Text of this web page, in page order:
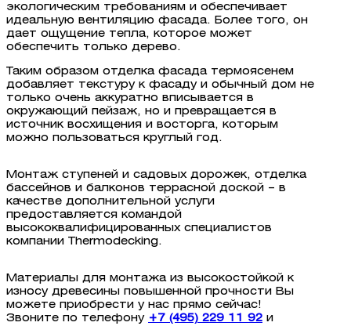
экологическим требованиям и обеспечивает
идеальную вентиляцию фасада. Более того, он
дает ощущение тепла, которое может
обеспечить только дерево.
Таким образом отделка фасада термоясенем
добавляет текстуру к фасаду и обычный дом не
только очень аккуратно вписывается в
окружающий пейзаж, но и превращается в
источник восхищения и восторга, которым
можно пользоваться круглый год.
Монтаж ступеней и садовых дорожек, отделка
бассейнов и балконов террасной доской – в
качестве дополнительной услуги
предоставляется командой
высококвалифицированных специалистов
компании Thermodecking.
Материалы для монтажа из высокостойкой к
износу древесины повышенной прочности Вы
можете приобрести у нас прямо сейчас!
Звоните по телефону +7 (495) 229 11 92 и